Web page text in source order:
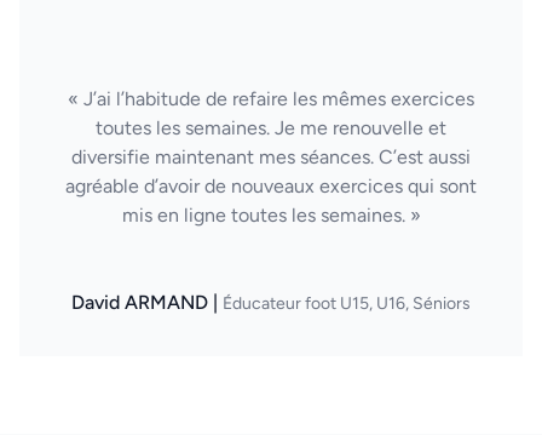
« J’ai l’habitude de refaire les mêmes exercices
toutes les semaines. Je me renouvelle et
diversifie maintenant mes séances. C’est aussi
agréable d’avoir de nouveaux exercices qui sont
mis en ligne toutes les semaines. »
David ARMAND | Éducateur foot U15, U16, Séniors